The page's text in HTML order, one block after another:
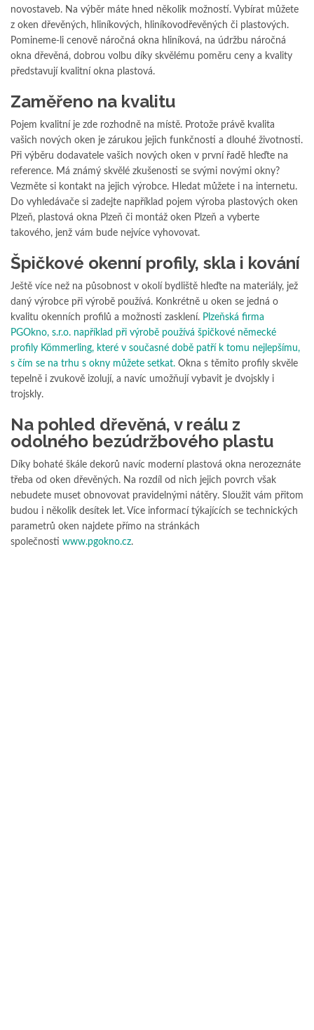
novostaveb. Na výběr máte hned několik možností. Vybírat můžete
z oken dřevěných, hliníkových, hliníkovodřevěných či plastových.
Pomineme-li cenově náročná okna hliníková, na údržbu náročná
okna dřevěná, dobrou volbu díky skvělému poměru ceny a kvality
představují kvalitní okna plastová.
Zaměřeno na kvalitu
Pojem kvalitní je zde rozhodně na místě. Protože právě kvalita
vašich nových oken je zárukou jejich funkčnosti a dlouhé životnosti.
Při výběru dodavatele vašich nových oken v první řadě hleďte na
reference. Má známý skvělé zkušenosti se svými novými okny?
Vezměte si kontakt na jejich výrobce. Hledat můžete i na internetu.
Do vyhledávače si zadejte například pojem výroba plastových oken
Plzeň, plastová okna Plzeň či montáž oken Plzeň a vyberte
takového, jenž vám bude nejvíce vyhovovat.
Špičkové okenní profily, skla i kování
Ještě více než na působnost v okolí bydliště hleďte na materiály, jež
daný výrobce při výrobě používá. Konkrétně u oken se jedná o
kvalitu okenních profilů a možnosti zasklení. Plzeňská firma
PGOkno, s.r.o. například při výrobě používá špičkové německé
profily Kömmerling, které v současné době patří k tomu nejlepšímu,
s čím se na trhu s okny můžete setkat. Okna s těmito profily skvěle
tepelně i zvukově izolují, a navíc umožňují vybavit je dvojskly i
trojskly.
Na pohled dřevěná, v reálu z
odolného bezúdržbového plastu
Díky bohaté škále dekorů navíc moderní plastová okna nerozeznáte
třeba od oken dřevěných. Na rozdíl od nich jejich povrch však
nebudete muset obnovovat pravidelnými nátěry. Sloužit vám přitom
budou i několik desítek let. Více informací týkajících se technických
parametrů oken najdete přímo na stránkách
společnosti www.pgokno.cz.